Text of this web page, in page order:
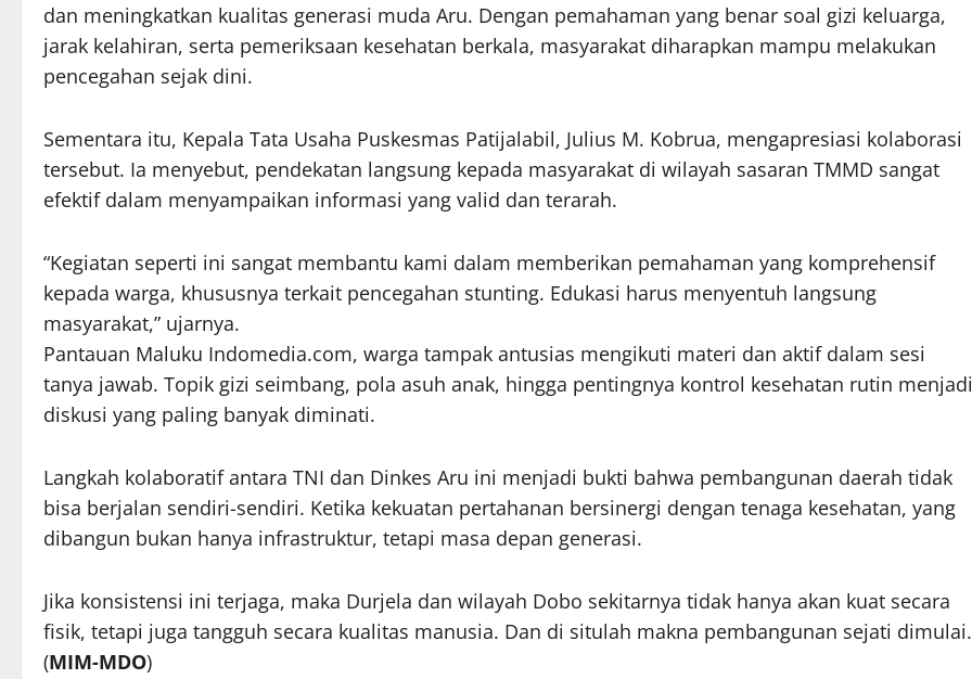
dan meningkatkan kualitas generasi muda Aru. Dengan pemahaman yang benar soal gizi keluarga,
jarak kelahiran, serta pemeriksaan kesehatan berkala, masyarakat diharapkan mampu melakukan
pencegahan sejak dini.
Sementara itu, Kepala Tata Usaha Puskesmas Patijalabil, Julius M. Kobrua, mengapresiasi kolaborasi
tersebut. Ia menyebut, pendekatan langsung kepada masyarakat di wilayah sasaran TMMD sangat
efektif dalam menyampaikan informasi yang valid dan terarah.
“Kegiatan seperti ini sangat membantu kami dalam memberikan pemahaman yang komprehensif
kepada warga, khususnya terkait pencegahan stunting. Edukasi harus menyentuh langsung
masyarakat,” ujarnya.
Pantauan Maluku Indomedia.com, warga tampak antusias mengikuti materi dan aktif dalam sesi
tanya jawab. Topik gizi seimbang, pola asuh anak, hingga pentingnya kontrol kesehatan rutin menjadi
diskusi yang paling banyak diminati.
Langkah kolaboratif antara TNI dan Dinkes Aru ini menjadi bukti bahwa pembangunan daerah tidak
bisa berjalan sendiri-sendiri. Ketika kekuatan pertahanan bersinergi dengan tenaga kesehatan, yang
dibangun bukan hanya infrastruktur, tetapi masa depan generasi.
Jika konsistensi ini terjaga, maka Durjela dan wilayah Dobo sekitarnya tidak hanya akan kuat secara
fisik, tetapi juga tangguh secara kualitas manusia. Dan di situlah makna pembangunan sejati dimulai.
(MIM-MDO)